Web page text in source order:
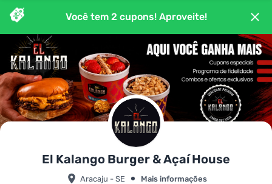
Você tem 2 cupons! Aproveite!
El Kalango Burger & Açaí House
Aracaju - SE
Mais informações